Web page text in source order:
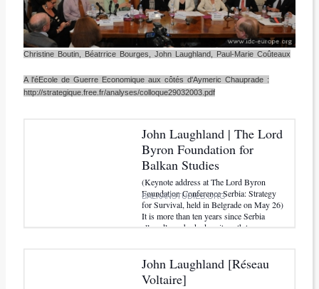
Christine Boutin, Béatrrice Bourges, John Laughland, Paul-Marie Coûteaux
A l'éEcole de Guerre Economique aux côtés d'Aymeric Chauprade :
http://strategique.free.fr/analyses/colloque29032003.pdf
John Laughland | The Lord
Byron Foundation for
Balkan Studies
(Keynote address at The Lord Byron
Foundation Conference Serbia: Strategy
for Survival, held in Belgrade on May 26)
It is more than ten years since Serbia
allegedly embarked on its path to...
BALKANSTUDIES.ORG
John Laughland [Réseau
Voltaire]